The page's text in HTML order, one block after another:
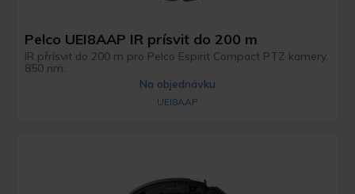
Pelco UEI8AAP IR prísvit do 200 m
IR přrísvit do 200 m pro Pelco Espirit Compact PTZ kamery.
850 nm.
Na objednávku
UEI8AAP